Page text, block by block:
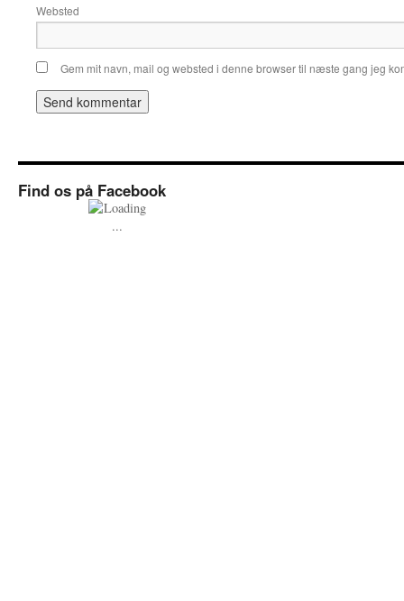
Websted
Gem mit navn, mail og websted i denne browser til næste gang jeg
Find os på Facebook